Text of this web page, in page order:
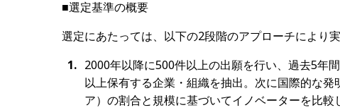
■選定基準の概要
選定にあたっては、以下の2段階のアプローチにより実
2000年以降に500件以上の出願を⾏い、過去5年
以上保有する企業・組織を抽出。次に国際的な
ア）の割合と規模に基づいてイノベーターを⽐較